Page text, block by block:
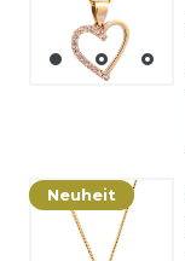
Neuheit